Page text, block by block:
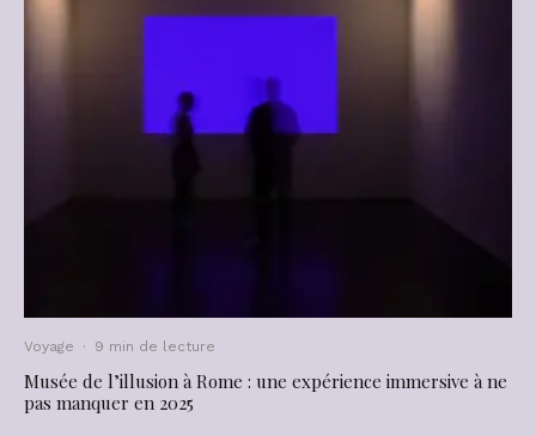
Voyage · 9 min de lecture
Musée de l’illusion à Rome : une expérience immersive à ne
pas manquer en 2025